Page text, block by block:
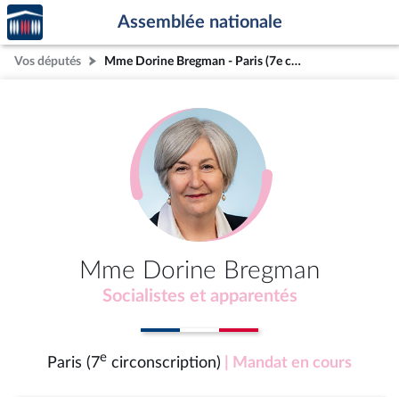
Aller au contenu
Aller en bas de la page
Accèder
à la
page
d'accueil
Assemblée nationale
Vos députés Mme Dorine Bregman - Paris (7e circonscription)
Mme Dorine Bregman
Socialistes et apparentés
Paris (7e circonscription) | Mandat en cours